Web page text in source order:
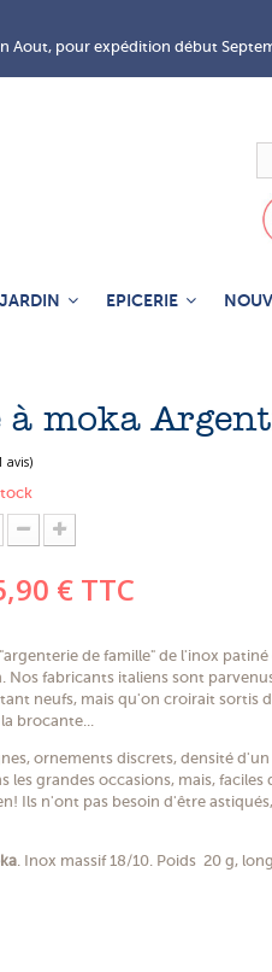
Aout, pour expédition début
JARDIN EPICERIE
à moka
€ TTC
de famille" de l'inox
Nos fabricants italiens sont
neufs, mais qu'on croirait sortis
brocante...
ornements discrets, densité
les grandes occasions, mais,
Ils n'ont pas besoin d'être
. Inox massif 18/10. Poids 20 g,